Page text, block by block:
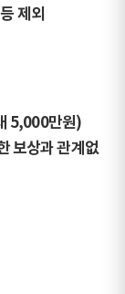
제외
5,000만원)
보상과 관계없